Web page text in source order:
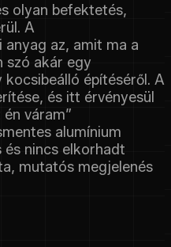
olyan befektetés,
A
az, amit ma a
szó akár egy
építéséről. A
és itt érvényesül
én váram”
alumínium
nincs elkorhadt
mutatós megjelenés